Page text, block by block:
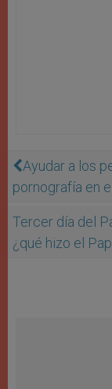
Ayudar a los
pornografía en
Tercer día del
¿qué hizo el